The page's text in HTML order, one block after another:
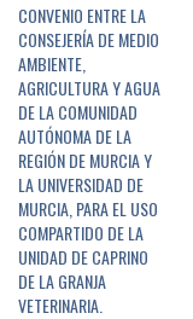
CONVENIO ENTRE LA
CONSEJERÍA DE MEDIO
AMBIENTE,
AGRICULTURA Y AGUA
DE LA COMUNIDAD
AUTÓNOMA DE LA
REGIÓN DE MURCIA Y
LA UNIVERSIDAD DE
MURCIA, PARA EL USO
COMPARTIDO DE LA
UNIDAD DE CAPRINO
DE LA GRANJA
VETERINARIA.